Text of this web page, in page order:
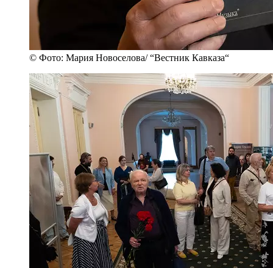
© Фото: Мария Новоселова/ “Вестник Кавказа“